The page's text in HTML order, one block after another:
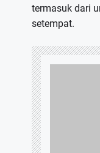
termasuk dari
setempat.